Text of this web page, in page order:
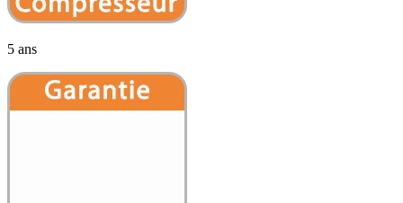
5 ans